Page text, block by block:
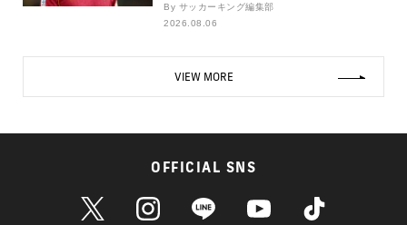
By サッカーキング編集部
2026.08.06
VIEW MORE
OFFICIAL SNS